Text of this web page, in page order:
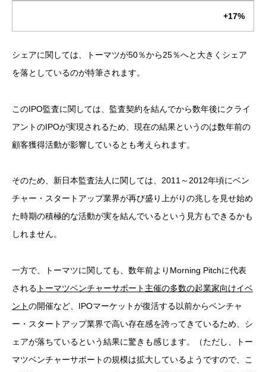
+17%
シェアに関しては、トーマツが50％から25％へと大きくシェア
を落としているのが特筆されます。
このIPO監査に関しては、監査契約を結んでから数年後にクライ
アントのIPOが実現されるため、現在の結果というのは数年前の
顧客獲得活動が影響しているとも考えられます。
そのため、新日本監査法人に関しては、2011～2012年頃にベン
チャー・スタートアップ業界が再び盛り上がりの兆しを見せ始め
た時期の積極的な活動が実を結んでいるという見方もできるかも
しれません。
一方で、トーマツに関しても、数年前よりMorning Pitchに代表
される トーマツベンチャーサポート主催の多数の起業家向けイベ
ントの開催など、IPOマーケットが復活する以前からベンチャ
ー・スタートアップ業界で高い存在感を誇ってきているため、シ
ェアが落ちているという結果に驚きも感じます。（ただし、トー
マツベンチャーサポートの規模は拡大しているようですので、こ